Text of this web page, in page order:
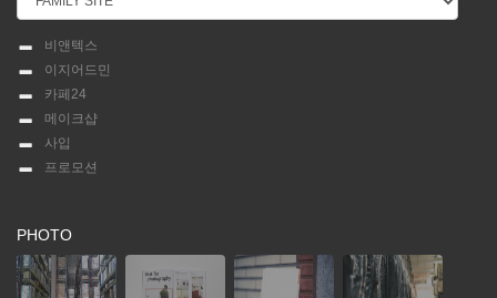
비앤텍스
이지어드민
카페24
메이크샵
사입
프로모션
PHOTO